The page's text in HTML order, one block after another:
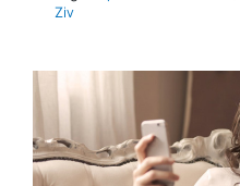
Ziv